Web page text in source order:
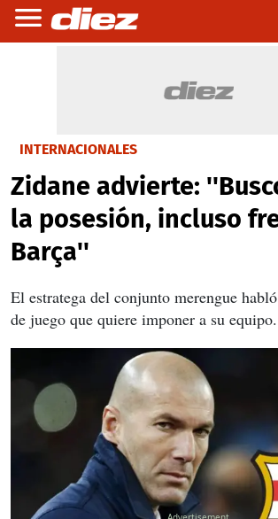
INTERNACIONALES
Zidane advierte:
la posesión, incluso
Barça''
El estratega del conjunto merengue
de juego que quiere imponer a su equipo.